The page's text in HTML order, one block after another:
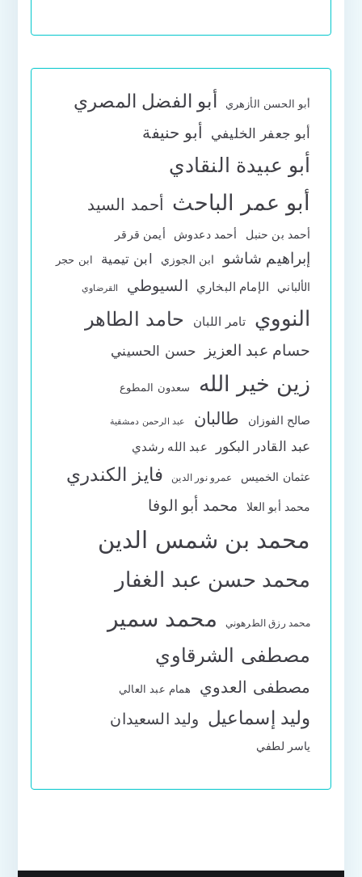
أبو الحسن الأزهري أبو الفضل المصري
أبو جعفر الخليفي أبو حنيفة
أبو عبيدة النقادي
أبو عمر الباحث أحمد السيد
أحمد بن حنبل أحمد دعدوش أيمن قرقر
إبراهيم شاشو ابن الجوزي ابن تيمية ابن حجر
الألباني الإمام البخاري السيوطي القرضاوي
النووي تامر اللبان حامد الطاهر
حسام عبد العزيز حسن الحسيني
زين خير الله سعدون المطوع
صالح الفوزان طالبان عبد الرحمن دمشقية
عبد القادر البكور عبد الله رشدي
عثمان الخميس عمرو نور الدين فايز الكندري
محمد أبو العلا محمد أبو الوفا
محمد بن شمس الدين
محمد حسن عبد الغفار
محمد رزق الطرهوني محمد سمير
مصطفى الشرقاوي
مصطفى العدوي همام عبد العالي
وليد إسماعيل وليد السعيدان
ياسر لطفي